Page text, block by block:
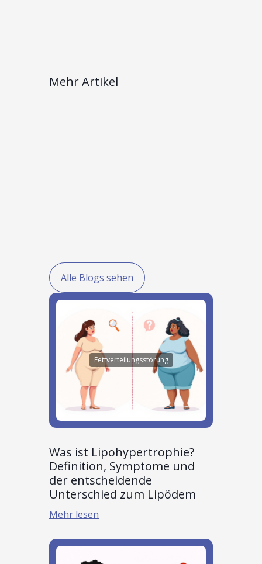
Mehr Artikel
Alle Blogs sehen
Fettverteilungsstörung
Was ist Lipohypertrophie?
Definition, Symptome und
der entscheidende
Unterschied zum Lipödem
Mehr lesen